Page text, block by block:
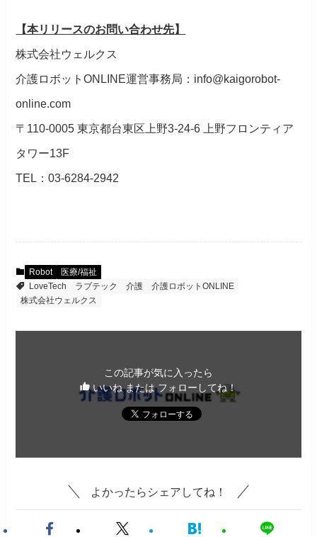
【本リリースのお問い合わせ先】
株式会社ウェルクス
介護ロボットONLINE運営事務局：info@kaigorobot-
online.com
〒110-0005 東京都台東区上野3-24-6 上野フロンティア
タワー13F
TEL：03-6284-2942
Robot
医療/福祉
LoveTech
ラブテック 介護
介護ロボットONLINE
株式会社ウェルクス
この記事が気に入ったら
いいね または フォローしてね！
よかったらシェアしてね！